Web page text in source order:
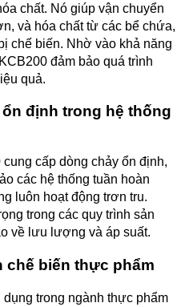
chất. Nó giúp vận chuyển
và hóa chất từ các bể chứa,
chế biến. Nhờ vào khả năng
đảm bảo quá trình
quả.
định trong hệ thống
cấp dòng chảy ổn định,
các hệ thống tuần hoàn
luôn hoạt động trơn tru.
trong các quy trình sản
về lưu lượng và áp suất.
chế biến thực phẩm
trong ngành thực phẩm